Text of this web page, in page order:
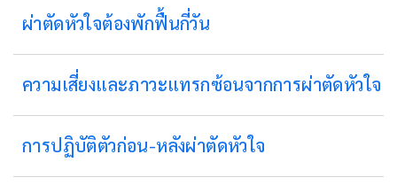
ผ่าตัดหัวใจต้องพักฟื้นกี่วัน
ความเสี่ยงและภาวะแทรกซ้อนจากการผ่าตัดหัวใจ
การปฏิบัติตัวก่อน-หลังผ่าตัดหัวใจ